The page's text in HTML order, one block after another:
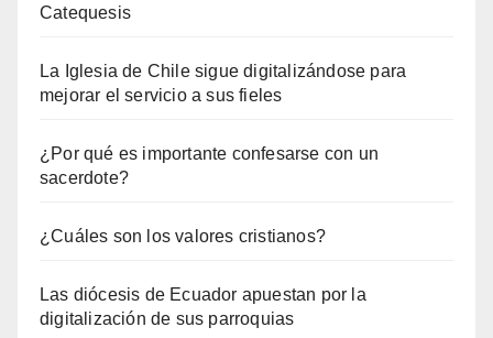
Catequesis
La Iglesia de Chile sigue digitalizándose para
mejorar el servicio a sus fieles
¿Por qué es importante confesarse con un
sacerdote?
¿Cuáles son los valores cristianos?
Las diócesis de Ecuador apuestan por la
digitalización de sus parroquias